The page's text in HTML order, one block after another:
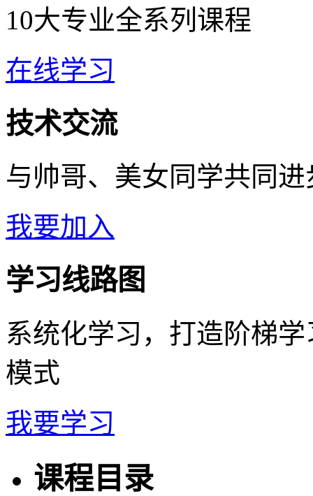
10大专业全系列课程
在线学习
技术交流
与帅哥、美女同学共同进
我要加入
学习线路图
系统化学习，打造阶梯学
模式
我要学习
课程目录